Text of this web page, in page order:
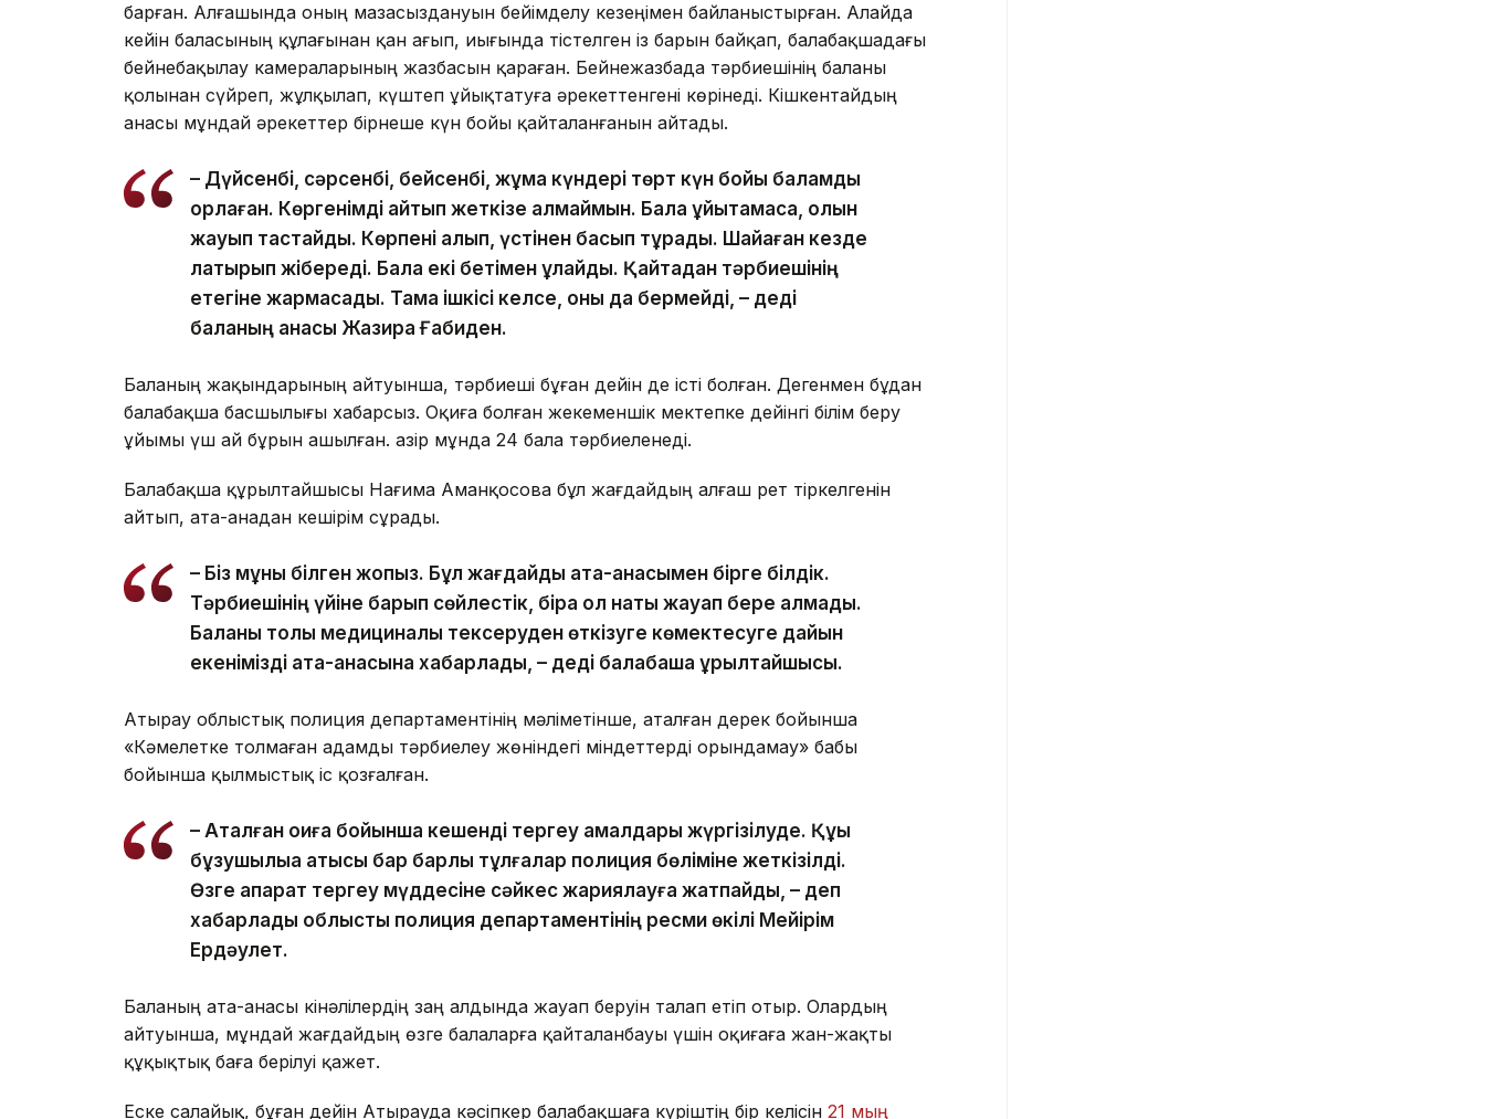
барған. Алғашында оның мазасыздануын бейімделу кезеңімен байланыстырған. Алайда
кейін баласының құлағынан қан ағып, иығында тістелген із барын байқап, балабақшадағы
бейнебақылау камераларының жазбасын қараған. Бейнежазбада тәрбиешінің баланы
қолынан сүйреп, жұлқылап, күштеп ұйықтатуға әрекеттенгені көрінеді. Кішкентайдың
анасы мұндай әрекеттер бірнеше күн бойы қайталанғанын айтады.
– Дүйсенбі, сәрсенбі, бейсенбі, жұма күндері төрт күн бойы баламды
қорлаған. Көргенімді айтып жеткізе алмаймын. Бала ұйықтамаса, қолын
жауып тастайды. Көрпені алып, үстінен басып тұрады. Шайқаған кезде
лақтырып жібереді. Бала екі бетімен құлайды. Қайтадан тәрбиешінің
етегіне жармасады. Тамақ ішкісі келсе, оны да бермейді, – деді
баланың анасы Жазира Ғабиден.
Баланың жақындарының айтуынша, тәрбиеші бұған дейін де істі болған. Дегенмен бұдан
балабақша басшылығы хабарсыз. Оқиға болған жекеменшік мектепке дейінгі білім беру
ұйымы үш ай бұрын ашылған. Қазір мұнда 24 бала тәрбиеленеді.
Балабақша құрылтайшысы Нағима Аманқосова бұл жағдайдың алғаш рет тіркелгенін
айтып, ата-анадан кешірім сұрады.
– Біз мұны білген жоқпыз. Бұл жағдайды ата-анасымен бірге білдік.
Тәрбиешінің үйіне барып сөйлестік, бірақ ол нақты жауап бере алмады.
Баланы толық медициналық тексеруден өткізуге көмектесуге дайын
екенімізді ата-анасына хабарладық, – деді балабақша құрылтайшысы.
Атырау облыстық полиция департаментінің мәліметінше, аталған дерек бойынша
«Кәмелетке толмаған адамды тәрбиелеу жөніндегі міндеттерді орындамау» бабы
бойынша қылмыстық іс қозғалған.
– Аталған оқиға бойынша кешенді тергеу амалдары жүргізілуде. Құқық
бұзушылыққа қатысы бар барлық тұлғалар полиция бөліміне жеткізілді.
Өзге ақпарат тергеу мүддесіне сәйкес жариялауға жатпайды, – деп
хабарлады облыстық полиция департаментінің ресми өкілі Мейірім
Ердәулет.
Баланың ата-анасы кінәлілердің заң алдында жауап беруін талап етіп отыр. Олардың
айтуынша, мұндай жағдайдың өзге балаларға қайталанбауы үшін оқиғаға жан-жақты
құқықтық баға берілуі қажет.
Еске салайық, бұған дейін Атырауда кәсіпкер балабақшаға күріштің бір келісін 21 мың